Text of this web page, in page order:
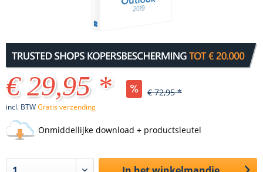
€ 29,95 * € 72,95 *
incl. BTWGratis verzending
Onmiddellijke download + productsleutel